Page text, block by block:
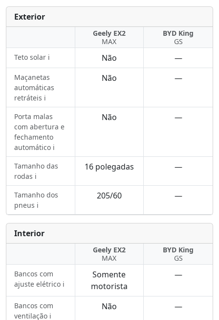
Exterior
Geely EX2
MAX
BYD King
GS
Teto solar ℹ️
Não —
Maçanetas
automáticas
retráteis ℹ️
Não —
Porta malas
com abertura e
fechamento
automático ℹ️
Não —
Tamanho das
rodas ℹ️
16 polegadas —
Tamanho dos
pneus ℹ️
205/60 —
Interior
Geely EX2
MAX
BYD King
GS
Bancos com
ajuste elétrico ℹ️
Somente
motorista
—
Bancos com
ventilação ℹ️
Não —